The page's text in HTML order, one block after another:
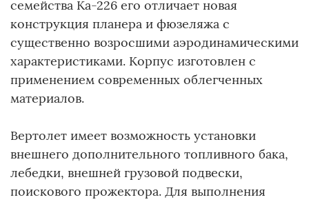
семейства Ка-226 его отличает новая
конструкция планера и фюзеляжа с
существенно возросшими аэродинамическими
характеристиками. Корпус изготовлен с
применением современных облегченных
материалов.
Вертолет имеет возможность установки
внешнего дополнительного топливного бака,
лебедки, внешней грузовой подвески,
поискового прожектора. Для выполнения